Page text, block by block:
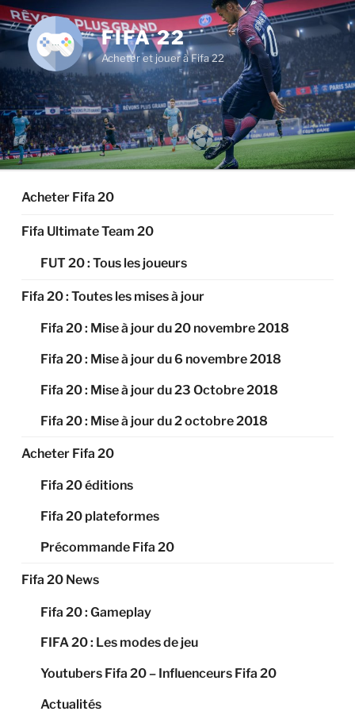
Aller
au
contenu
principal
FIFA 22
Acheter et jouer à Fifa 22
Acheter Fifa 20
Fifa Ultimate Team 20
FUT 20 : Tous les joueurs
Fifa 20 : Toutes les mises à jour
Fifa 20 : Mise à jour du 20 novembre 2018
Fifa 20 : Mise à jour du 6 novembre 2018
Fifa 20 : Mise à jour du 23 Octobre 2018
Fifa 20 : Mise à jour du 2 octobre 2018
Acheter Fifa 20
Fifa 20 éditions
Fifa 20 plateformes
Précommande Fifa 20
Fifa 20 News
Fifa 20 : Gameplay
FIFA 20 : Les modes de jeu
Youtubers Fifa 20 – Influenceurs Fifa 20
Actualités